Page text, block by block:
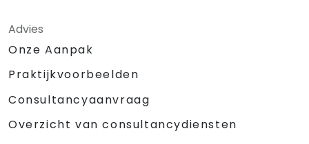
Advies
Onze Aanpak
Praktijkvoorbeelden
Consultancyaanvraag
Overzicht van consultancydiensten